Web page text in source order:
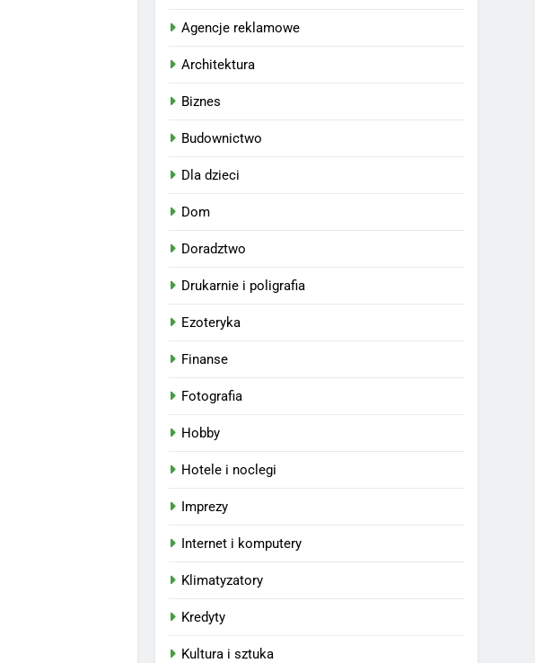
Agencje reklamowe
Architektura
Biznes
Budownictwo
Dla dzieci
Dom
Doradztwo
Drukarnie i poligrafia
Ezoteryka
Finanse
Fotografia
Hobby
Hotele i noclegi
Imprezy
Internet i komputery
Klimatyzatory
Kredyty
Kultura i sztuka